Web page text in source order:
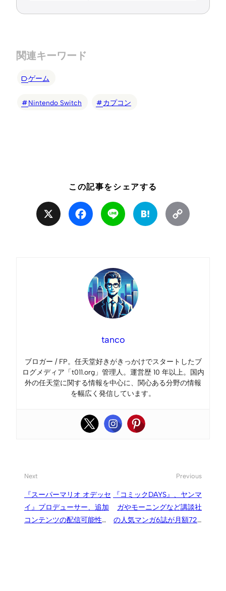
関連キーワード
ゲーム
Nintendo Switch カプコン
この記事をシェアする
Facebook Line Hatena
tanco
ブロガー / FP。任天堂好きがきっかけでスタートしたブ
ログメディア「t011.org」管理人。運営歴 10 年以上。国内
外の任天堂に関する情報を中心に、関心ある分野の情報
を幅広く発信しています。
Next
『スーパーマリオ オデッセ
イ』プロデューサー、追加
コンテンツの配信可能性に
Previous
『コミックDAYS』、ヤンマ
ガやモーニングなど講談社
の人気マンガ6誌が月額720